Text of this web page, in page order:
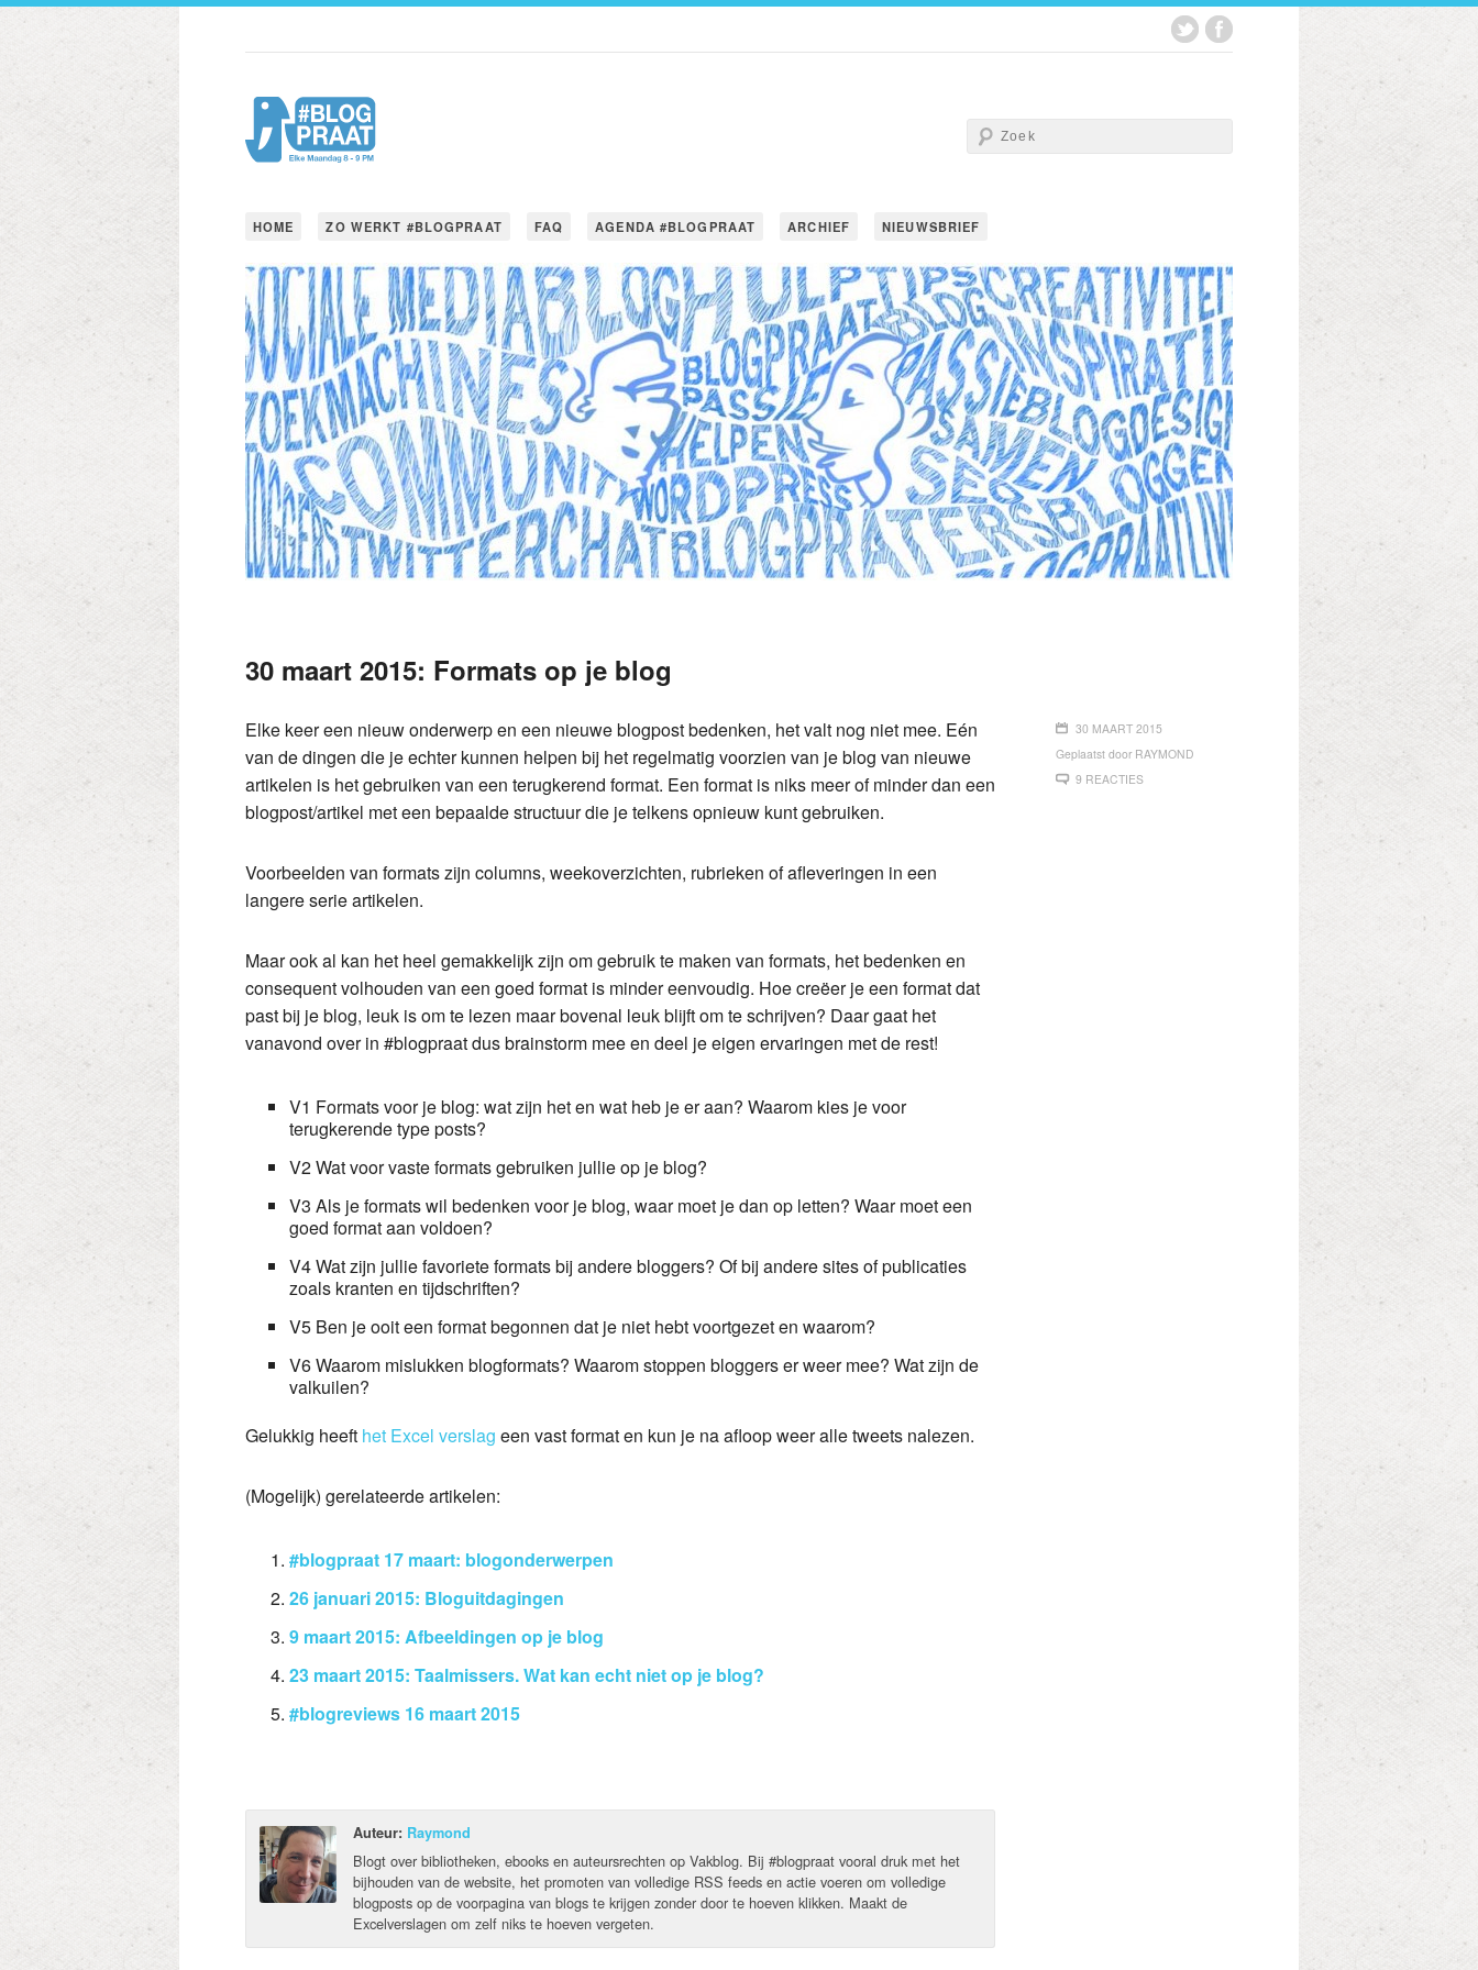
HOME ZO WERKT #BLOGPRAAT FAQ AGENDA #BLOGPRAAT ARCHIEF NIEUWSBRIEF
30 maart 2015: Formats op je blog
30 MAART 2015
Geplaatst door RAYMOND
9 REACTIES
Elke keer een nieuw onderwerp en een nieuwe blogpost bedenken, het valt nog niet mee. Eén
van de dingen die je echter kunnen helpen bij het regelmatig voorzien van je blog van nieuwe
artikelen is het gebruiken van een terugkerend format. Een format is niks meer of minder dan een
blogpost/artikel met een bepaalde structuur die je telkens opnieuw kunt gebruiken.
Voorbeelden van formats zijn columns, weekoverzichten, rubrieken of afleveringen in een
langere serie artikelen.
Maar ook al kan het heel gemakkelijk zijn om gebruik te maken van formats, het bedenken en
consequent volhouden van een goed format is minder eenvoudig. Hoe creëer je een format dat
past bij je blog, leuk is om te lezen maar bovenal leuk blijft om te schrijven? Daar gaat het
vanavond over in #blogpraat dus brainstorm mee en deel je eigen ervaringen met de rest!
V1 Formats voor je blog: wat zijn het en wat heb je er aan? Waarom kies je voor
terugkerende type posts?
V2 Wat voor vaste formats gebruiken jullie op je blog?
V3 Als je formats wil bedenken voor je blog, waar moet je dan op letten? Waar moet een
goed format aan voldoen?
V4 Wat zijn jullie favoriete formats bij andere bloggers? Of bij andere sites of publicaties
zoals kranten en tijdschriften?
V5 Ben je ooit een format begonnen dat je niet hebt voortgezet en waarom?
V6 Waarom mislukken blogformats? Waarom stoppen bloggers er weer mee? Wat zijn de
valkuilen?
Gelukkig heeft het Excel verslag een vast format en kun je na afloop weer alle tweets nalezen.
(Mogelijk) gerelateerde artikelen:
#blogpraat 17 maart: blogonderwerpen
26 januari 2015: Bloguitdagingen
9 maart 2015: Afbeeldingen op je blog
23 maart 2015: Taalmissers. Wat kan echt niet op je blog?
#blogreviews 16 maart 2015
Auteur: Raymond
Blogt over bibliotheken, ebooks en auteursrechten op Vakblog. Bij #blogpraat vooral druk met het
bijhouden van de website, het promoten van volledige RSS feeds en actie voeren om volledige
blogposts op de voorpagina van blogs te krijgen zonder door te hoeven klikken. Maakt de
Excelverslagen om zelf niks te hoeven vergeten.